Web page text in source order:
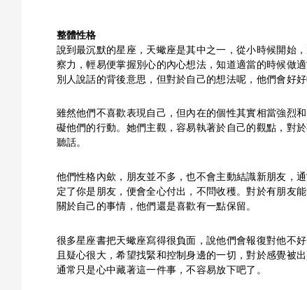
整體性格
說到最沉默的星座，天蠍座是其中之一，從小時候開始
察力，輕易便掌握別心的內心想法，知道適當的時候做
別人說話的背後意思，但對於自己的想法呢，他們會好
雖然他們不喜歡表現自己，但內在的個性其實相當強烈
礙他們的行動。她們主觀，容易執著於自己的觀點，對
聽話。
他們性格內歛，朋友並不多，也不會主動結識新朋友，
定了你是朋友，便會全心付出，不問收穫。對於有朋友
關於自己的事情，他們還是喜歡有一點保留。
很多星座書把天蠍座寫得很負面，說他們會報復對他不
且疑心很大，希望找緊和控制身邊的一切，對於感覺被
通常只是心中藏著這一件事，不容易放下吧了。